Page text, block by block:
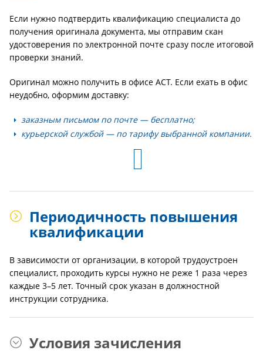
Если нужно подтвердить квалификацию специалиста до
получения оригинала документа, мы отправим скан
удостоверения по электронной почте сразу после итоговой
проверки знаний.
Оригинал можно получить в офисе АСТ. Если ехать в офис
неудобно, оформим доставку:
заказным письмом по почте — бесплатно;
курьерской службой — по тарифу выбранной компании.
Периодичность повышения
квалификации
В зависимости от организации, в которой трудоустроен
специалист, проходить курсы нужно не реже 1 раза через
каждые 3–5 лет. Точный срок указан в должностной
инструкции сотрудника.
Условия зачисления